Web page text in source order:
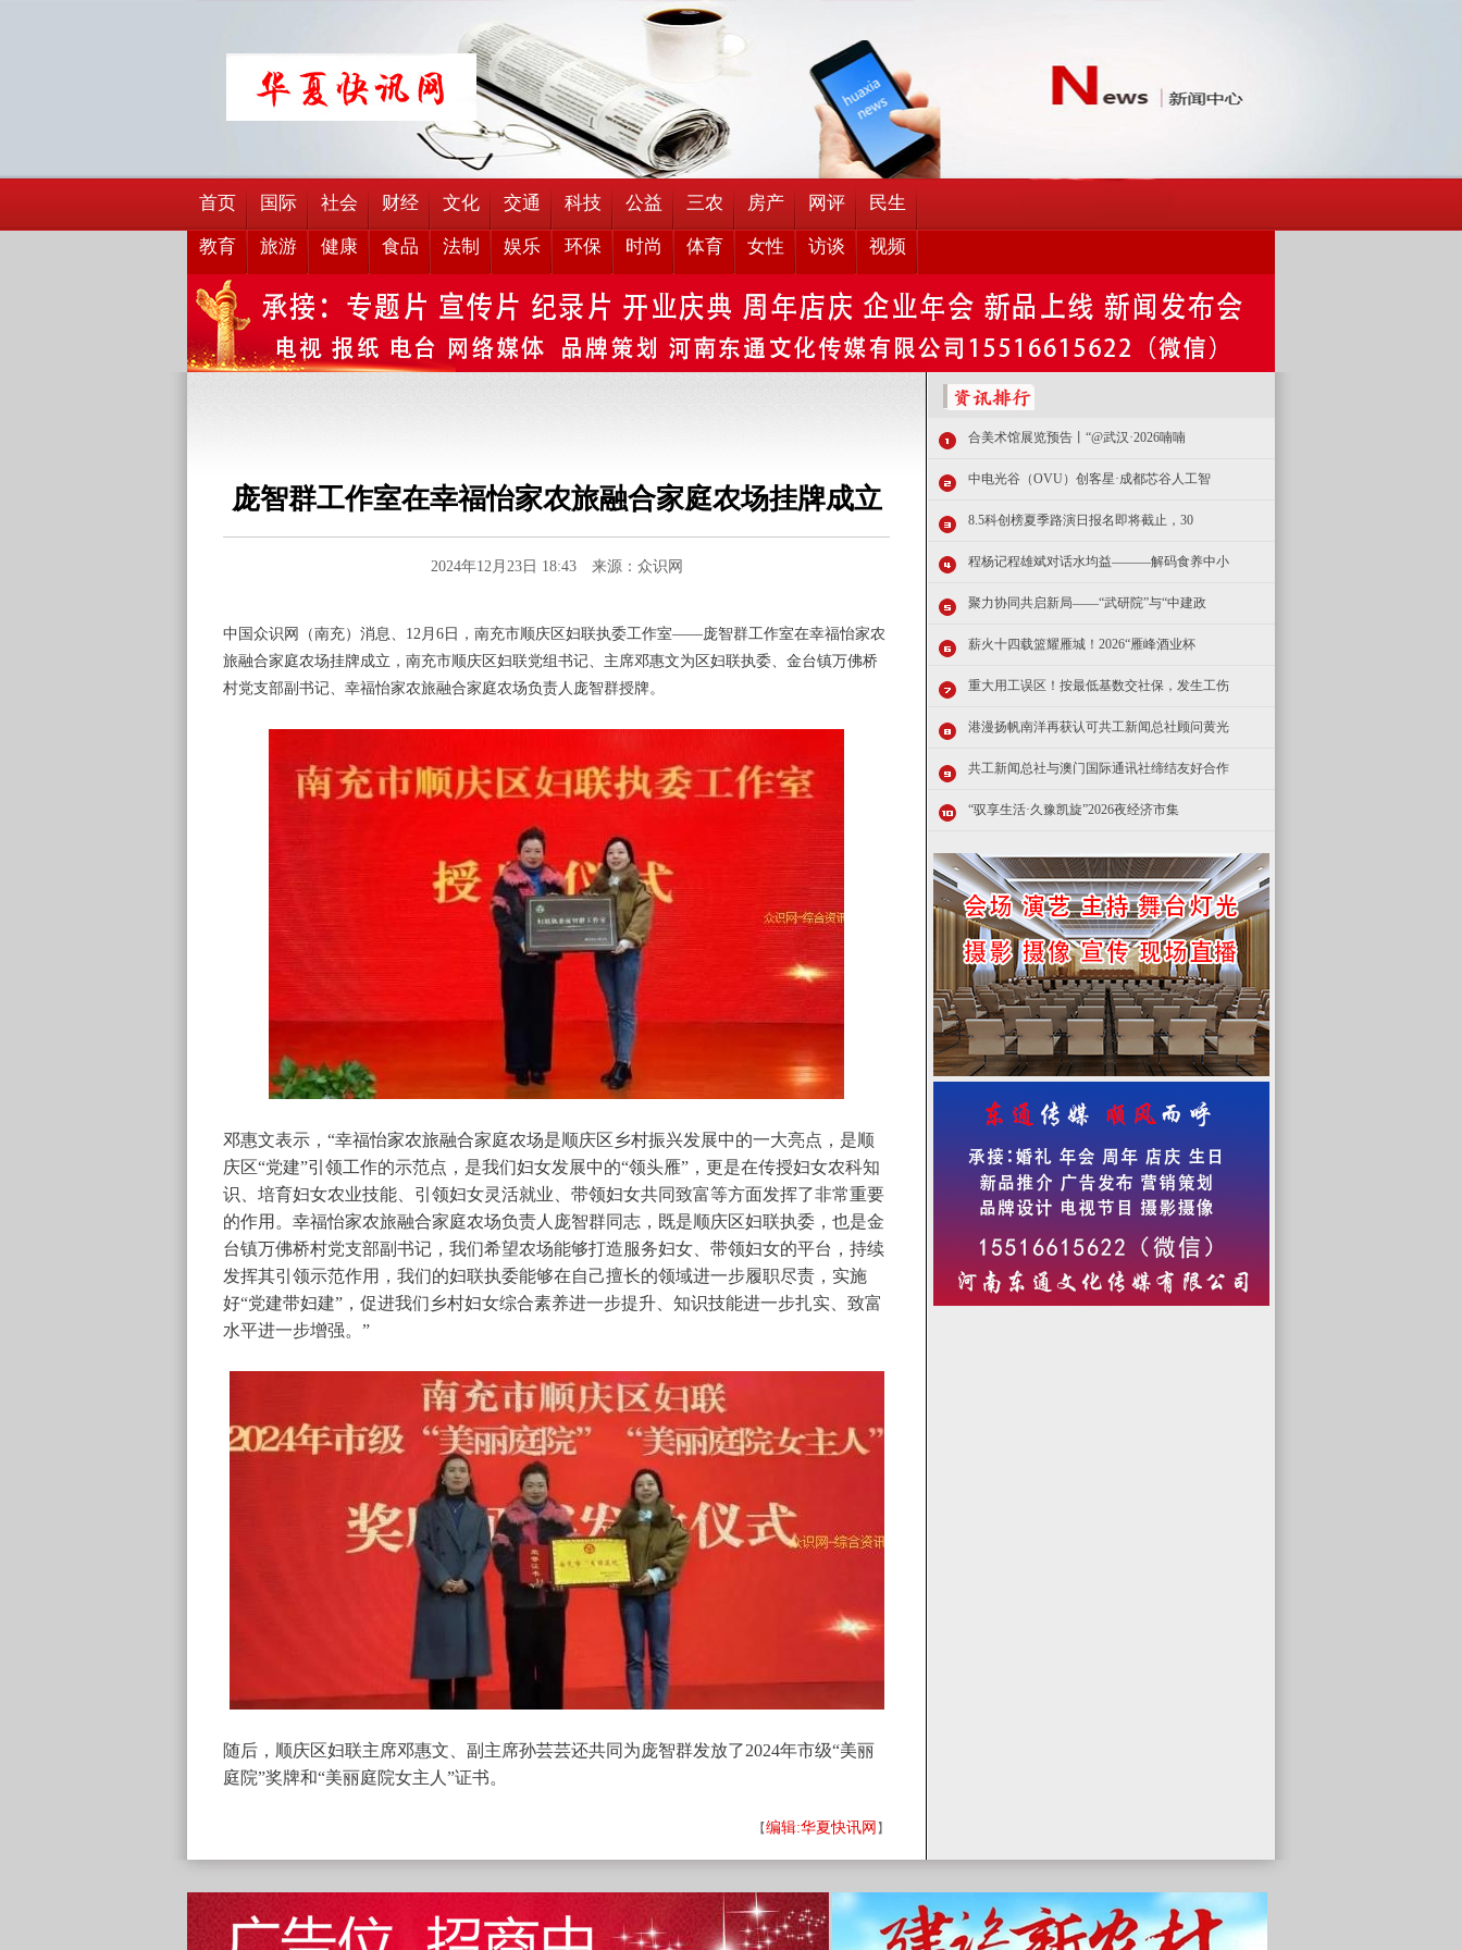
首页 国际 社会 财经 文化 交通 科技 公益 三农 房产 网评 民生
教育 旅游 健康 食品 法制 娱乐 环保 时尚 体育 女性 访谈 视频
庞智群工作室在幸福怡家农旅融合家庭农场挂牌成立
2024年12月23日 18:43 来源：众识网
中国众识网（南充）消息、12月6日，南充市顺庆区妇联执委工作室——庞智群工作室在幸福怡家农
旅融合家庭农场挂牌成立，南充市顺庆区妇联党组书记、主席邓惠文为区妇联执委、金台镇万佛桥
村党支部副书记、幸福怡家农旅融合家庭农场负责人庞智群授牌。
邓惠文表示，“幸福怡家农旅融合家庭农场是顺庆区乡村振兴发展中的一大亮点，是顺
庆区“党建”引领工作的示范点，是我们妇女发展中的“领头雁”，更是在传授妇女农科知
识、培育妇女农业技能、引领妇女灵活就业、带领妇女共同致富等方面发挥了非常重要
的作用。幸福怡家农旅融合家庭农场负责人庞智群同志，既是顺庆区妇联执委，也是金
台镇万佛桥村党支部副书记，我们希望农场能够打造服务妇女、带领妇女的平台，持续
发挥其引领示范作用，我们的妇联执委能够在自己擅长的领域进一步履职尽责，实施
好“党建带妇建”，促进我们乡村妇女综合素养进一步提升、知识技能进一步扎实、致富
水平进一步增强。”
随后，顺庆区妇联主席邓惠文、副主席孙芸芸还共同为庞智群发放了2024年市级“美丽
庭院”奖牌和“美丽庭院女主人”证书。
【编辑:华夏快讯网 】
合美术馆展览预告丨“@武汉·2026喃喃
中电光谷（OVU）创客星·成都芯谷人工智
8.5科创榜夏季路演日报名即将截止，30
程杨记程雄斌对话水均益———解码食养中小
聚力协同共启新局——“武研院”与“中建政
薪火十四载篮耀雁城！2026“雁峰酒业杯
重大用工误区！按最低基数交社保，发生工伤
港漫扬帆南洋再获认可共工新闻总社顾问黄光
共工新闻总社与澳门国际通讯社缔结友好合作
“驭享生活·久豫凯旋”2026夜经济市集